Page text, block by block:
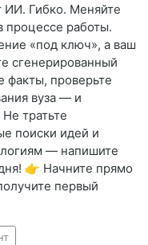
ИИ. Гибко. Меняйте
процессе работы.
«под ключ», а ваш
сгенерированный
факты, проверьте
вуза — и
тратьте
поиски идей и
— напишите
👉 Начните прямо
первый